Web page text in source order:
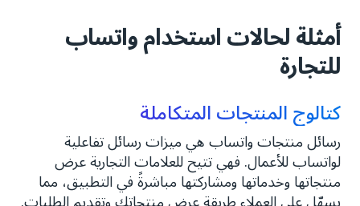
أمثلة لحالات استخدام واتساب
للتجارة
كتالوج المنتجات المتكاملة
رسائل منتجات واتساب هي ميزات رسائل تفاعلية
لواتساب للأعمال. فهي تتيح للعلامات التجارية عرض
منتجاتها وخدماتها ومشاركتها مباشرةً في التطبيق، مما